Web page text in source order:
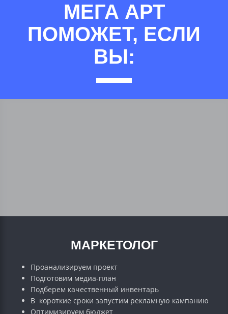
МЕГА АРТ
ПОМОЖЕТ, ЕСЛИ
ВЫ:
МАРКЕТОЛОГ
Проанализируем проект
Подготовим медиа-план
Подберем качественный инвентарь
В короткие сроки запустим рекламную кампанию
Оптимизируем бюджет